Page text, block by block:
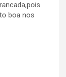
boa nos